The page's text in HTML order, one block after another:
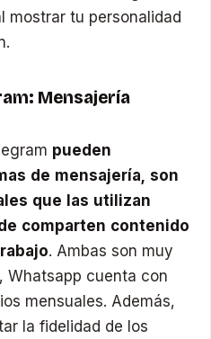
mostrar tu personalidad
Mensajería
pueden
de mensajería, son
que las utilizan
comparten contenido
. Ambas son muy
Whatsapp cuenta con
mensuales. Además,
la fidelidad de los